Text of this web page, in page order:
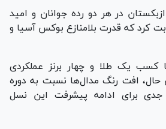
در هر دو رده جوانان و امید
کرد که قدرت بلامنازع بوکس آسیا و
کسب یک طلا و چهار برنز عملکردی
حال، افت رنگ مدال‌ها نسبت به دوره
جدی برای ادامه پیشرفت این نسل